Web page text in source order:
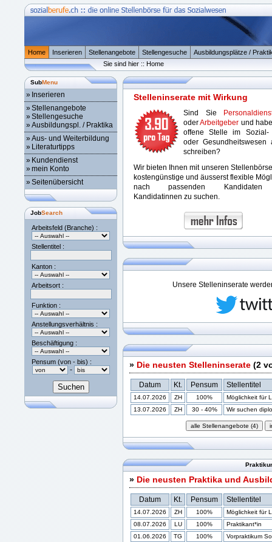
Home Inserieren Stellenangebote Stellengesuche
Ausbildungsplätze /
Sie sind hier :: Home
SubMenu
» Inserieren
»Stellenangebote
»Stellengesuche
»Ausbildungspl. / Praktika
»Aus- und Weiterbildung
» Literaturtipps
» Kundendienst
»mein Konto
»Seitenübersicht
JobSearch
Arbeitsfeld (Branche) :
Stellentitel :
Kanton :
Arbeitsort :
Funktion :
Anstellungsverhältnis :
Beschäftigung :
Pensum (von - bis) :
-
Stelleninserate mit Wirkung
Sind Sie
oderArbeitgeber und
offene Stelle im
oder Gesundheitswesen
schreiben?
Wir bieten Ihnen mit unseren
kostengünstige und äusserst flexible
nach passenden
Kandidatinnen zu suchen.
Unsere Stelleninserate
» Die neusten Stelleninserate (2
Datum Kt. Pensum Stellentitel
14.07.2026 ZH 100%
Möglichkeit für
13.07.2026
ZH 30 - 40% Wir suchen
» Die neusten Praktika und
Datum Kt. Pensum Stellentitel
14.07.2026 ZH 100%
Möglichkeit für
08.07.2026
LU 100%
Praktikant*in
01.06.2026
TG 100% Vorpraktikum